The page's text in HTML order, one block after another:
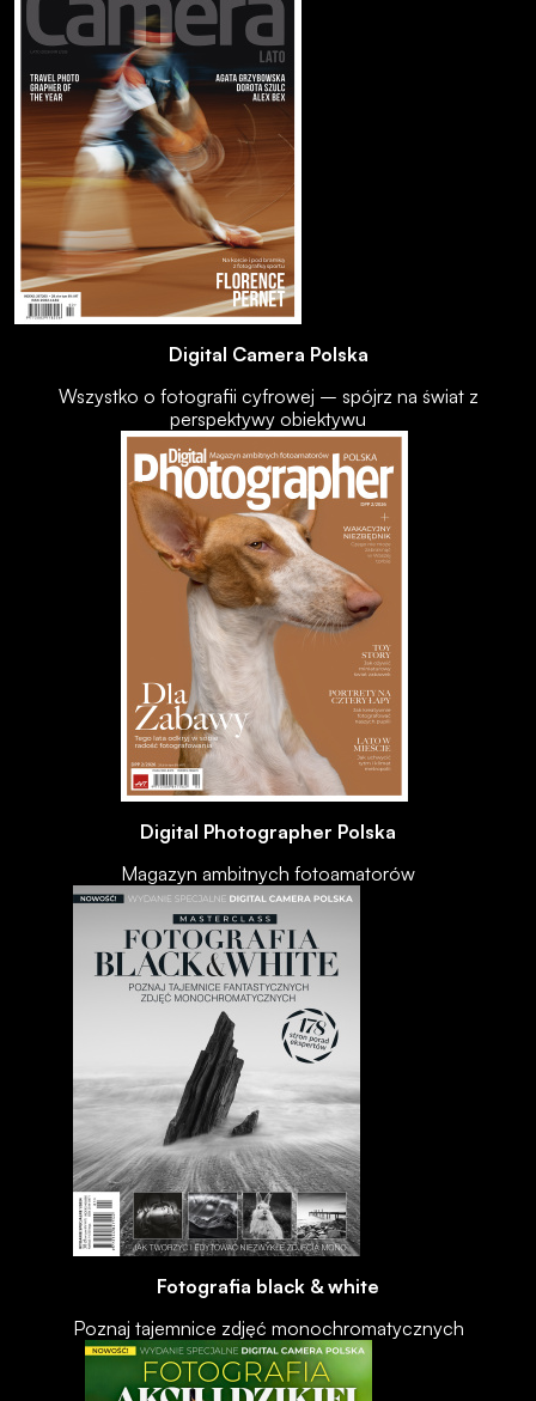
Digital Camera Polska
Wszystko o fotografii cyfrowej – spójrz na świat z
perspektywy obiektywu
Digital Photographer Polska
Magazyn ambitnych fotoamatorów
Fotografia black & white
Poznaj tajemnice zdjęć monochromatycznych